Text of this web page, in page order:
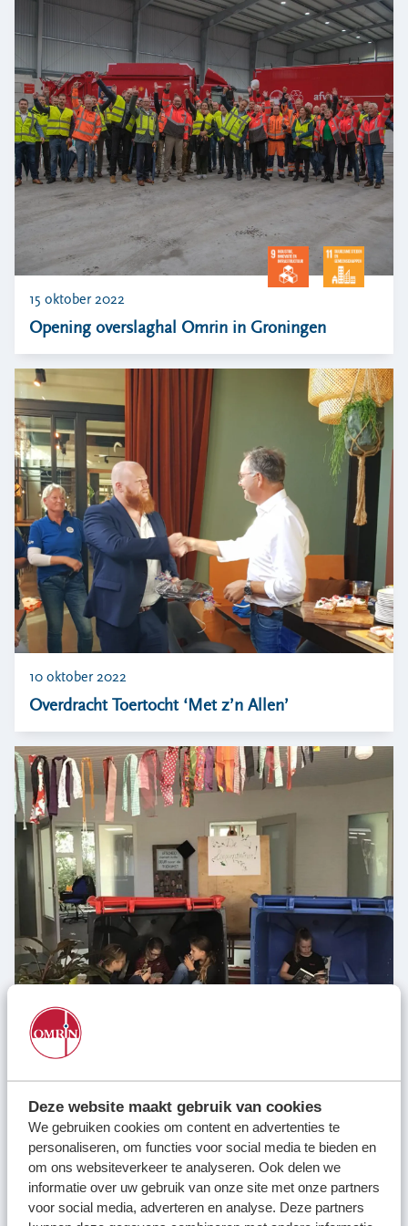
Deze website maakt gebruik van cookies
We gebruiken cookies om content en advertenties te
personaliseren, om functies voor social media te bieden en
om ons websiteverkeer te analyseren. Ook delen we
informatie over uw gebruik van onze site met onze partners
voor social media, adverteren en analyse. Deze partners
Werken bij
Voor gemeenten
Voor leveranciers en bezoekers
Opening overslaghal Omrin in Groningen
15 oktober 2022
Overdracht Toertocht ‘Met z’n Allen’
10 oktober 2022
Je boek lezen in een container
6 oktober 2022